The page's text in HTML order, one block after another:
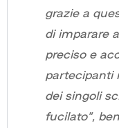
grazie a
di imparare
preciso e
partecipanti
dei singoli
fucilato”,